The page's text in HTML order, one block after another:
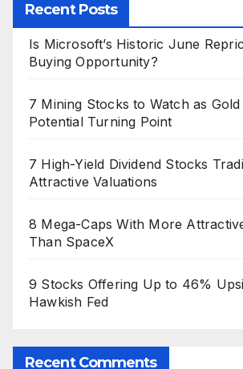
Recent Posts
Is Microsoft’s Historic June
Buying Opportunity?
7 Mining Stocks to Watch as
Potential Turning Point
7 High-Yield Dividend Stocks
Attractive Valuations
8 Mega-Caps With More
Than SpaceX
9 Stocks Offering Up to 46%
Hawkish Fed
Recent Comments